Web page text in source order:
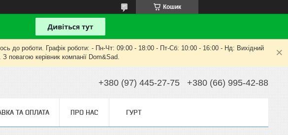
Кошик
до роботи. Графік роботи: - Пн-Чт: 09:00 - 18:00 - Пт-Сб: 10:00 - 16:00 - Нд: Вихідний
керівник компанії Dom&Sad.
+380 (97) 445-27-75 +380 (66) 995-42-88
ТА ОПЛАТА ПРО НАС ГУРТ